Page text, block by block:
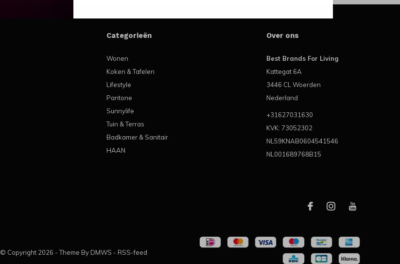
Categorieën
Wonen
Koken & Tafelen
Lifestyle
Pantone
Sunnylife
Tuin & Terras
Badkamer & Sanitair
HAAN
Over ons
Best Brands For Living
Kattegat 6A
3446 CL Woerden
Nederland
+31627031630
KVK: 73052302
NL59KNAB0604541546
NL001689768B15
© Copyright 2026 - Theme By DMWS - RSS-feed